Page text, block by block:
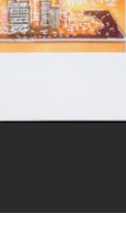
CX 3063]